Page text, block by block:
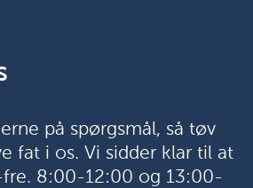
på spørgsmål, så tøv
fat i os. Vi sidder klar til at
fre. 8:00-12:00 og 13:00-